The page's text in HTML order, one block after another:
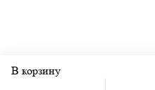
В корзину